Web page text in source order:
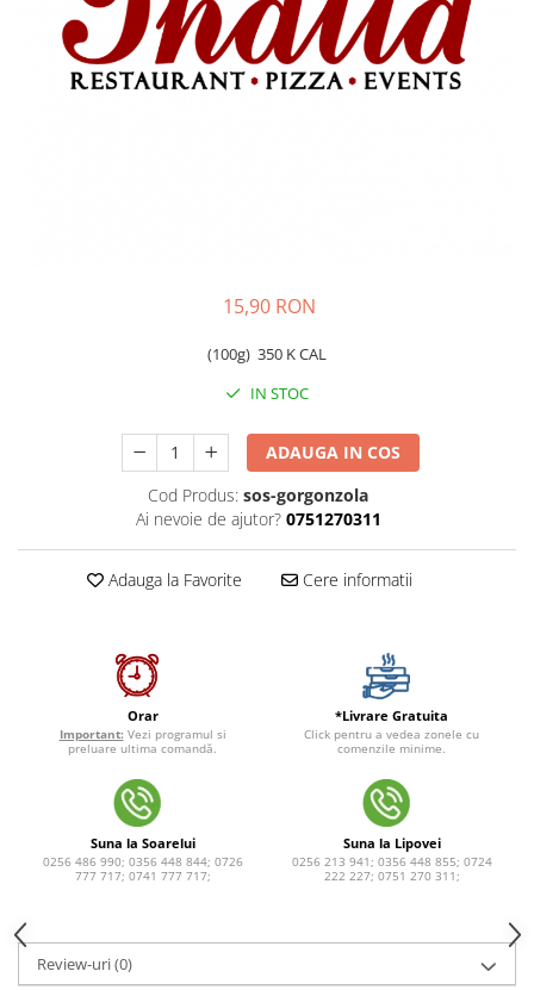
Garnituri
15,90 RON
(100g) 350 K CAL
IN STOC
ADAUGA IN COS
Cod Produs: sos-gorgonzola
Ai nevoie de ajutor? 0751270311
Adauga la Favorite Cere informatii
Orar
Important: Vezi programul si
preluare ultima comandă.
*Livrare Gratuita
Click pentru a vedea zonele cu
comenzile minime.
Suna la Soarelui
0256 486 990; 0356 448 844; 0726
777 717; 0741 777 717;
Suna la Lipovei
0256 213 941; 0356 448 855; 0724
222 227; 0751 270 311;
Review-uri(0)